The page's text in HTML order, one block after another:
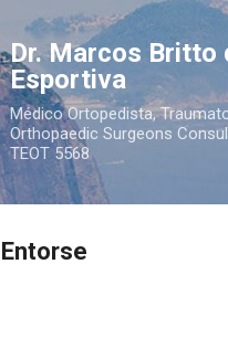
Dr. Marcos Britto
Esportiva
Médico Ortopedista,
Orthopaedic Surgeons
TEOT 5568
Entorse